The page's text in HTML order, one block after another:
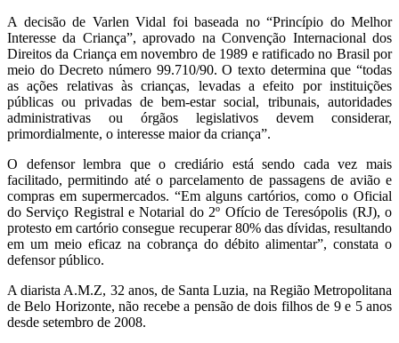
A decisão de Varlen Vidal foi baseada no “Princípio do Melhor
Interesse da Criança”, aprovado na Convenção Internacional dos
Direitos da Criança em novembro de 1989 e ratificado no Brasil por
meio do Decreto número 99.710/90. O texto determina que “todas
as ações relativas às crianças, levadas a efeito por instituições
públicas ou privadas de bem-estar social, tribunais, autoridades
administrativas ou órgãos legislativos devem considerar,
primordialmente, o interesse maior da criança”.
O defensor lembra que o crediário está sendo cada vez mais
facilitado, permitindo até o parcelamento de passagens de avião e
compras em supermercados. “Em alguns cartórios, como o Oficial
do Serviço Registral e Notarial do 2º Ofício de Teresópolis (RJ), o
protesto em cartório consegue recuperar 80% das dívidas, resultando
em um meio eficaz na cobrança do débito alimentar”, constata o
defensor público.
A diarista A.M.Z, 32 anos, de Santa Luzia, na Região Metropolitana
de Belo Horizonte, não recebe a pensão de dois filhos de 9 e 5 anos
desde setembro de 2008.